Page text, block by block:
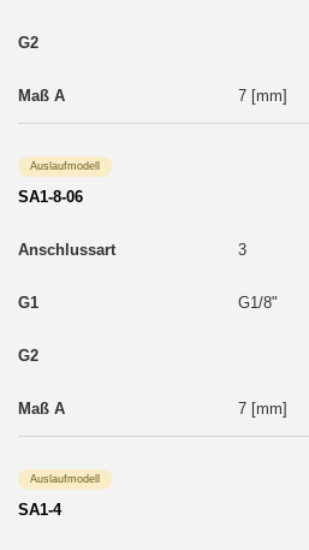
7 [mm]
Auslaufmodell
SA1-8-06
3
G1/8"
7 [mm]
Auslaufmodell
SA1-4